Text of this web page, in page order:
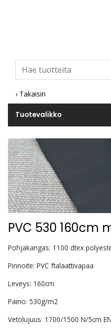
‹ Takaisin
Tuotevalikko
PVC 530 160cm
Pohjakangas: 1100 dtex
Pinnoite: PVC ftalaattivapaa
Leveys: 160cm
Paino: 530g/m2
Vetolujuus: 1700/1500 N/5cm